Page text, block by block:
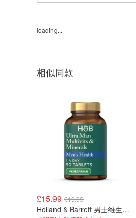
loading...
相似同款
£15.99 £19.99
Holland & Barrett 男士维生素片 90片